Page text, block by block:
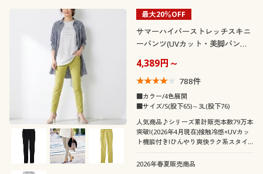
最大20％OFF
サマーハイパーストレッチスキニ
ーパンツ(UVカット・美脚パン
OK・接触冷感・節電対策)
4,389円～
788件
■カラー/4色展開
■サイズ/S(股下65)～3L(股下76)
人気商品♪シリーズ累計販売本数79万本
突破!(2026年4月現在)接触冷感×UVカッ
ト機能付き!ひんやり爽快ラク系スタイ
「ハイパーストレッチパンツ」
2026年春夏販売商品